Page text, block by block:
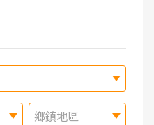
鄉鎮地區